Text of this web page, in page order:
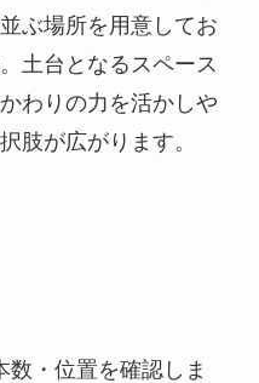
ぶ場所を用意してお
土台となるスペース
わりの力を活かしや
肢が広がります。
数・位置を確認しま